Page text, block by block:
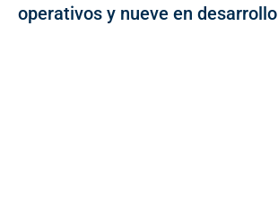
operativos y nueve en desarrollo